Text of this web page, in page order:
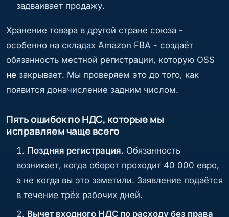
задваивает продажу.
Хранение товара в другой стране союза -
особенно на складах Amazon FBA - создаёт
обязанность местной регистрации, которую OSS
не закрывает. Мы проверяем это до того, как
появится доначисление задним числом.
Пять ошибок по НДС, которые мы
исправляем чаще всего
Поздняя регистрация. Обязанность
возникает, когда оборот проходит 40 000 евро,
а не когда вы это заметили. Заявление подаётся
в течение трёх рабочих дней.
Вычет входного НДС по расходу без права